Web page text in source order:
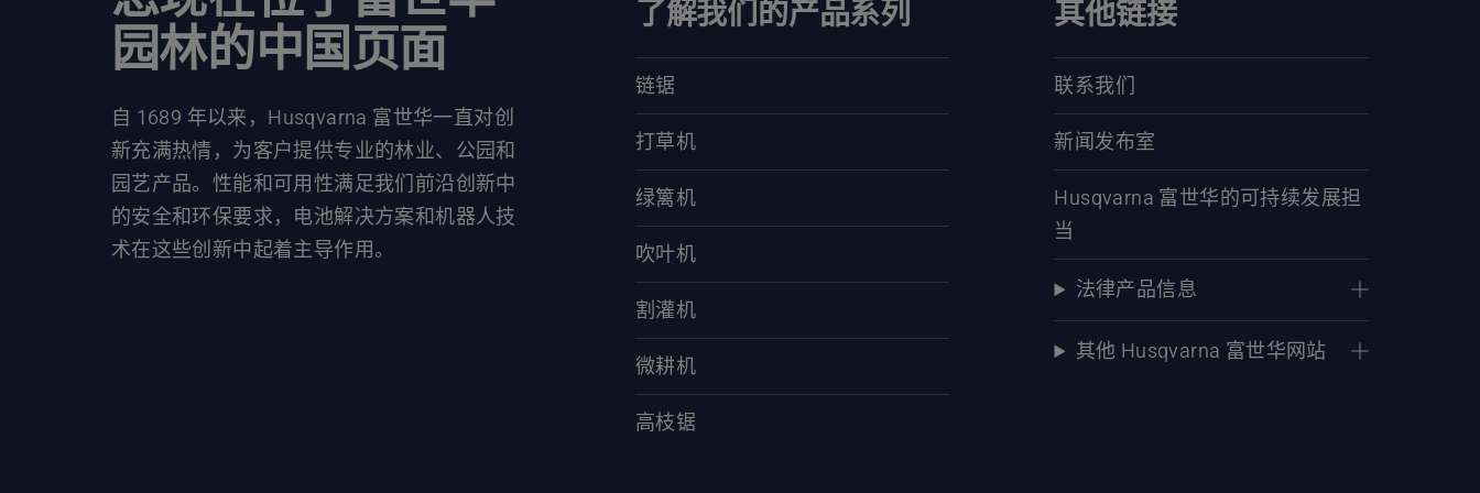
园林的中国页面
自 1689 年以来，Husqvarna 富世华一直对创
新充满热情，为客户提供专业的林业、公园和
园艺产品。性能和可用性满足我们前沿创新中
的安全和环保要求，电池解决方案和机器人技
术在这些创新中起着主导作用。
了解我们的产品系列
链锯
打草机
绿篱机
吹叶机
割灌机
微耕机
高枝锯
其他链接
联系我们
新闻发布室
Husqvarna 富世华的可持续发展担
当
法律产品信息
其他 Husqvarna 富世华网站